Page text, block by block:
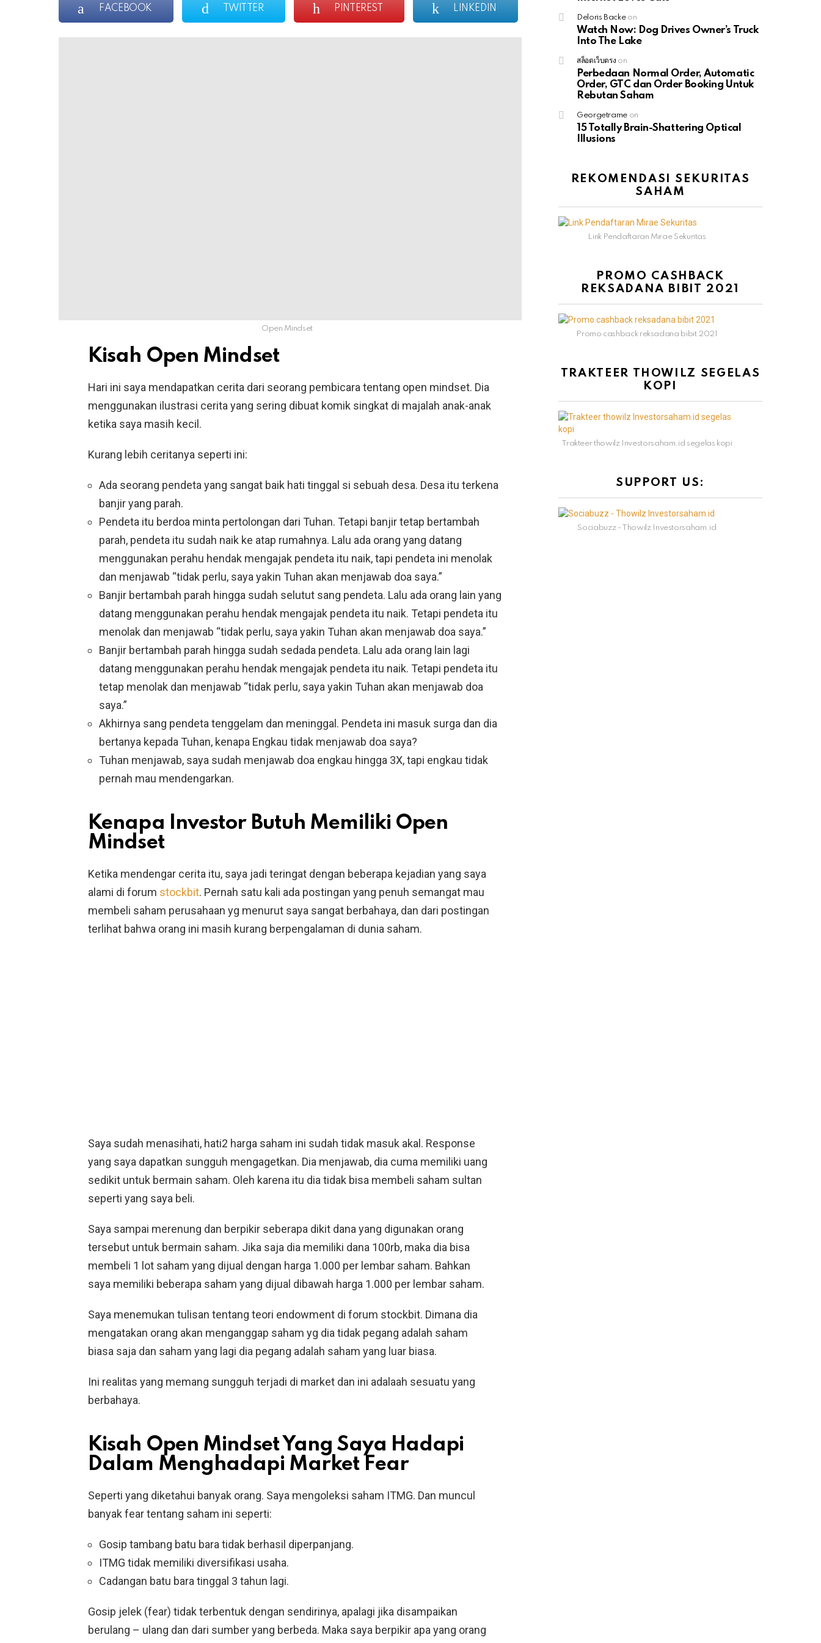
FACEBOOK TWITTER PINTEREST LINKEDIN
Open Mindset
Kisah Open Mindset
Hari ini saya mendapatkan cerita dari seorang pembicara tentang open mindset. Dia
menggunakan ilustrasi cerita yang sering dibuat komik singkat di majalah anak-anak
ketika saya masih kecil.
Kurang lebih ceritanya seperti ini:
Ada seorang pendeta yang sangat baik hati tinggal si sebuah desa. Desa itu terkena
banjir yang parah.
Pendeta itu berdoa minta pertolongan dari Tuhan. Tetapi banjir tetap bertambah
parah, pendeta itu sudah naik ke atap rumahnya. Lalu ada orang yang datang
menggunakan perahu hendak mengajak pendeta itu naik, tapi pendeta ini menolak
dan menjawab “tidak perlu, saya yakin Tuhan akan menjawab doa saya.”
Banjir bertambah parah hingga sudah selutut sang pendeta. Lalu ada orang lain yang
datang menggunakan perahu hendak mengajak pendeta itu naik. Tetapi pendeta itu
menolak dan menjawab “tidak perlu, saya yakin Tuhan akan menjawab doa saya.”
Banjir bertambah parah hingga sudah sedada pendeta. Lalu ada orang lain lagi
datang menggunakan perahu hendak mengajak pendeta itu naik. Tetapi pendeta itu
tetap menolak dan menjawab “tidak perlu, saya yakin Tuhan akan menjawab doa
saya.”
Akhirnya sang pendeta tenggelam dan meninggal. Pendeta ini masuk surga dan dia
bertanya kepada Tuhan, kenapa Engkau tidak menjawab doa saya?
Tuhan menjawab, saya sudah menjawab doa engkau hingga 3X, tapi engkau tidak
pernah mau mendengarkan.
Kenapa Investor Butuh Memiliki Open
Mindset
Ketika mendengar cerita itu, saya jadi teringat dengan beberapa kejadian yang saya
alami di forum stockbit. Pernah satu kali ada postingan yang penuh semangat mau
membeli saham perusahaan yg menurut saya sangat berbahaya, dan dari postingan
terlihat bahwa orang ini masih kurang berpengalaman di dunia saham.
Saya sudah menasihati, hati2 harga saham ini sudah tidak masuk akal. Response
yang saya dapatkan sungguh mengagetkan. Dia menjawab, dia cuma memiliki uang
sedikit untuk bermain saham. Oleh karena itu dia tidak bisa membeli saham sultan
seperti yang saya beli.
Saya sampai merenung dan berpikir seberapa dikit dana yang digunakan orang
tersebut untuk bermain saham. Jika saja dia memiliki dana 100rb, maka dia bisa
membeli 1 lot saham yang dijual dengan harga 1.000 per lembar saham. Bahkan
saya memiliki beberapa saham yang dijual dibawah harga 1.000 per lembar saham.
Saya menemukan tulisan tentang teori endowment di forum stockbit. Dimana dia
mengatakan orang akan menganggap saham yg dia tidak pegang adalah saham
biasa saja dan saham yang lagi dia pegang adalah saham yang luar biasa.
Ini realitas yang memang sungguh terjadi di market dan ini adalaah sesuatu yang
berbahaya.
Kisah Open Mindset Yang Saya Hadapi
Dalam Menghadapi Market Fear
Seperti yang diketahui banyak orang. Saya mengoleksi saham ITMG. Dan muncul
banyak fear tentang saham ini seperti:
Gosip tambang batu bara tidak berhasil diperpanjang.
ITMG tidak memiliki diversifikasi usaha.
Cadangan batu bara tinggal 3 tahun lagi.
Gosip jelek (fear) tidak terbentuk dengan sendirinya, apalagi jika disampaikan
berulang – ulang dan dari sumber yang berbeda. Maka saya berpikir apa yang orang
Deloris Backeon
Watch Now: Dog Drives Owner’s Truck
Into The Lake
สล็อตเว็บตรง on
Perbedaan Normal Order, Automatic
Order, GTC dan Order Booking Untuk
Rebutan Saham
Georgetrame on
15 Totally Brain-Shattering Optical
Illusions
REKOMENDASI SEKURITAS
SAHAM
Link Pendaftaran Mirae Sekuritas
PROMO CASHBACK
REKSADANA BIBIT 2021
Promo cashback reksadana bibit 2021
TRAKTEER THOWILZ SEGELAS
KOPI
Trakteer thowilz Investorsaham.id segelas kopi
SUPPORT US:
Sociabuzz - Thowilz Investorsaham.id